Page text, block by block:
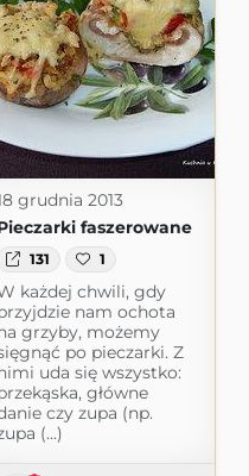
grudnia 2013
faszerowane
131 1
każdej chwili, gdy
nam ochota
grzyby, możemy
po pieczarki. Z
uda się wszystko:
główne
czy zupa (np.
(...)